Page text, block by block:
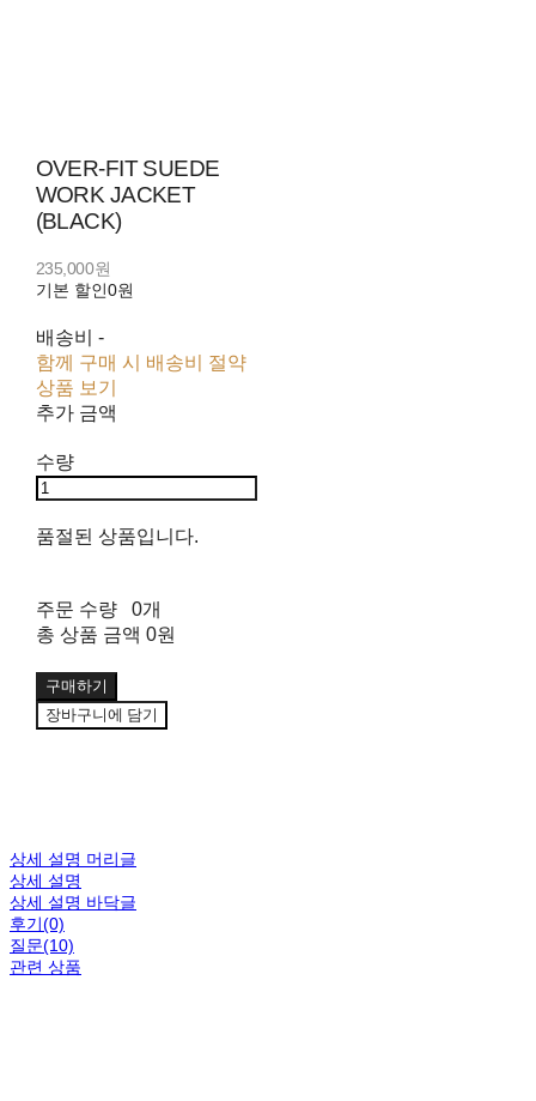
OVER-FIT SUEDE
WORK JACKET
(BLACK)
235,000원
기본 할인0원
배송비 -
함께 구매 시 배송비 절약
상품 보기
추가 금액
수량
품절된 상품입니다.
주문 수량
0개
총 상품 금액 0원
구매하기
장바구니에 담기
상세 설명 머리글
상세 설명
상세 설명 바닥글
후기(0)
질문(10)
관련 상품